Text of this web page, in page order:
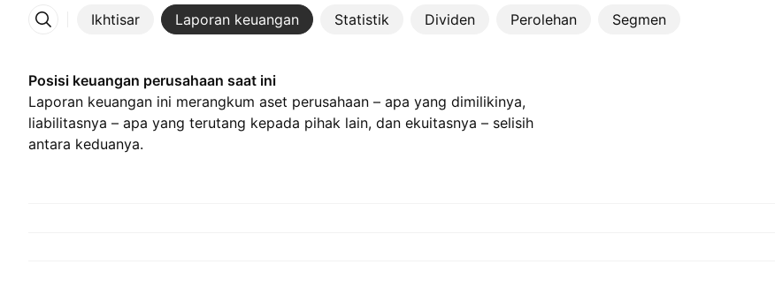
Ikhtisar Laporan keuangan Statistik Dividen Perolehan Segmen
Lainnya
Posisi keuangan perusahaan saat ini
Laporan keuangan ini merangkum aset perusahaan – apa yang dimilikinya,
liabilitasnya – apa yang terutang kepada pihak lain, dan ekuitasnya – selisih
antara keduanya.